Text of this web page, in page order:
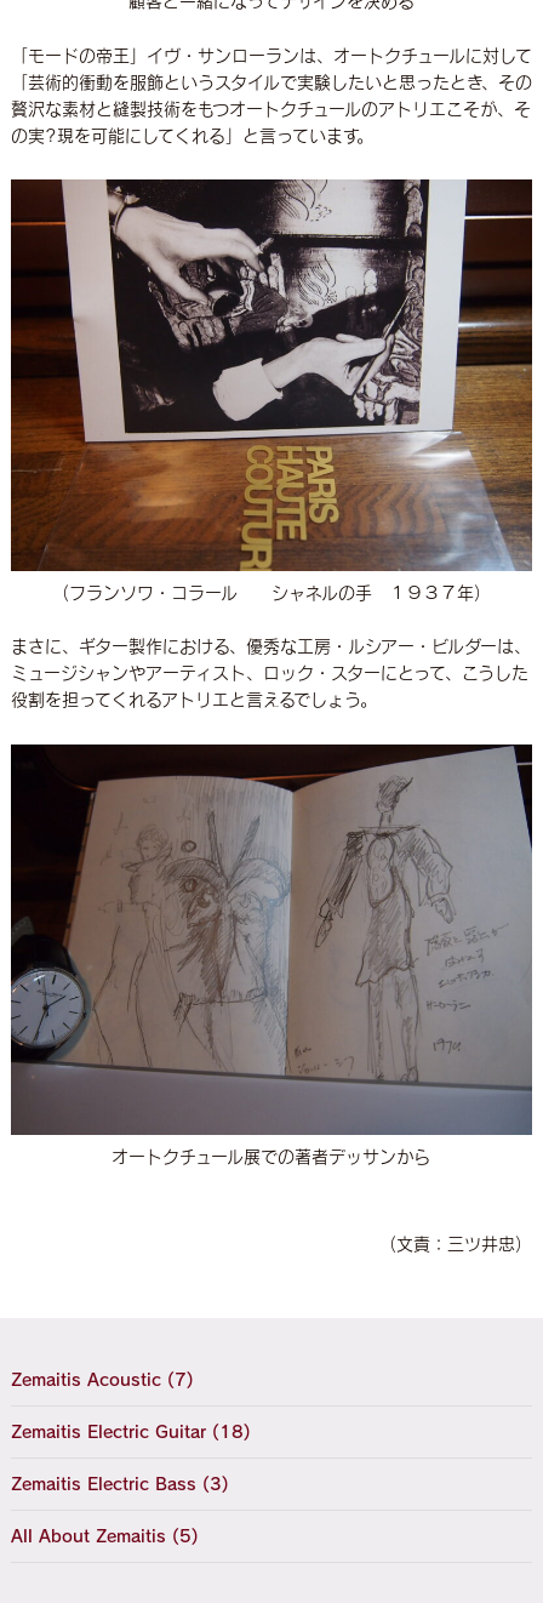
「モードの帝王」イヴ・サンローランは、オートクチュールに対して
「芸術的衝動を服飾というスタイルで実験したいと思ったとき、その
贅沢な素材と縫製技術をもつオートクチュールのアトリエこそが、そ
の実?現を可能にしてくれる」と言っています。
（フランソワ・コラール シャネルの手 １９３７年）
まさに、ギター製作における、優秀な工房・ルシアー・ビルダーは、
ミュージシャンやアーティスト、ロック・スターにとって、こうした
役割を担ってくれるアトリエと言えるでしょう。
オートクチュール展での著者デッサンから
（文責：三ツ井忠）
Zemaitis Acoustic (7)
Zemaitis Electric Guitar (18)
Zemaitis Electric Bass (3)
All About Zemaitis (5)